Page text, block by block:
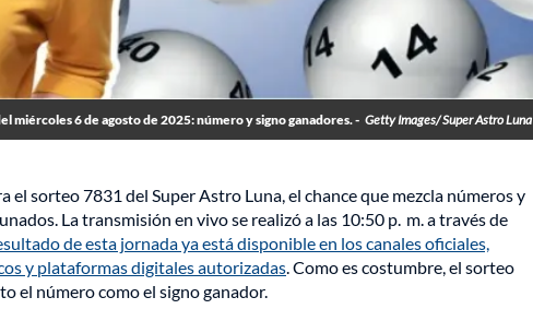
miércoles 6 de agosto de 2025: número y signo ganadores. - Getty Images/ Super Astro Luna
el sorteo 7831 del Super Astro Luna, el chance que mezcla números y
La transmisión en vivo se realizó a las 10:50 p. m. a través de
de esta jornada ya está disponible en los canales oficiales,
y plataformas digitales autorizadas. Como es costumbre, el sorteo
el número como el signo ganador.